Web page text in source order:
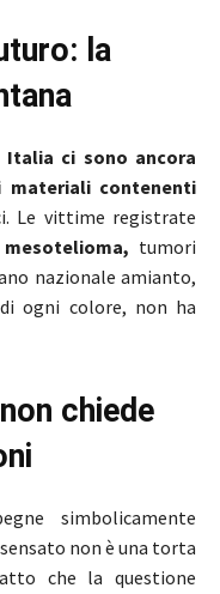
la
Italia ci sono ancora
contenenti
Le vittime registrate
mesotelioma, tumori
nazionale amianto,
ogni colore, non ha
chiede
simbolicamente
non è una torta
che la questione